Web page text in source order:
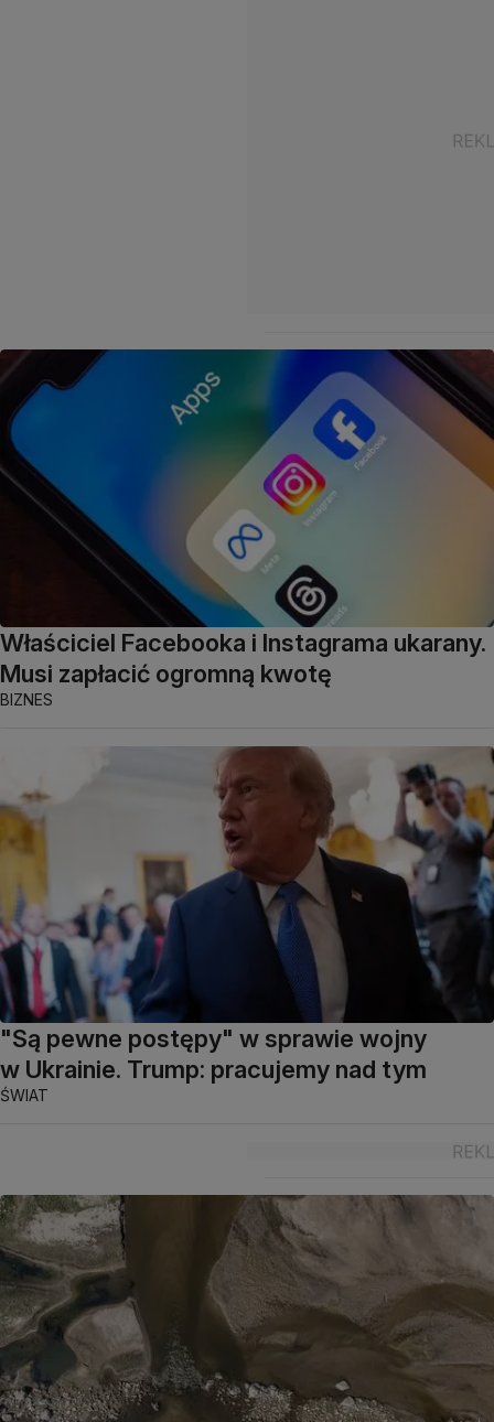
Właściciel Facebooka i Instagrama ukarany.
Musi zapłacić ogromną kwotę
BIZNES
"Są pewne postępy" w sprawie wojny
w Ukrainie. Trump: pracujemy nad tym
ŚWIAT